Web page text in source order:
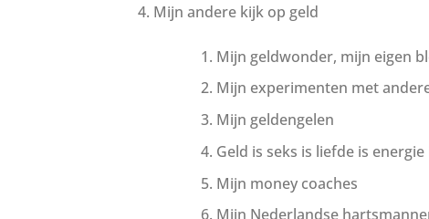
Mijn andere kijk op geld
Mijn geldwonder, mijn eigen
Mijn experimenten met
Mijn geldengelen
Geld is seks is liefde is
Mijn money coaches
Mijn Nederlandse